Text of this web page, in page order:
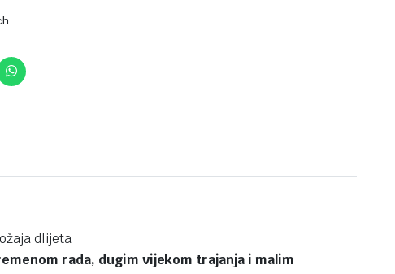
dlijeta
rada, dugim vijekom trajanja i malim